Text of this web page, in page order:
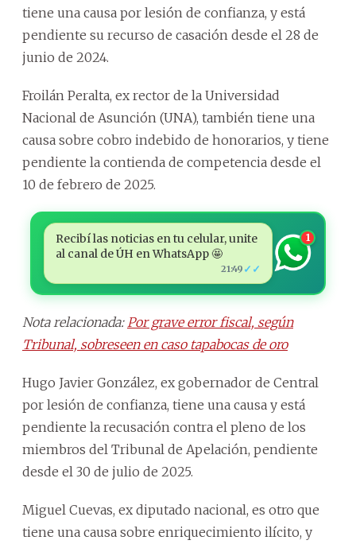
tiene una causa por lesión de confianza, y está
pendiente su recurso de casación desde el 28 de
junio de 2024.
Froilán Peralta, ex rector de la Universidad
Nacional de Asunción (UNA), también tiene una
causa sobre cobro indebido de honorarios, y tiene
pendiente la contienda de competencia desde el
10 de febrero de 2025.
Recibí las noticias en tu celular, unite
al canal de ÚH en WhatsApp 🤩
21:49 ✓✓
1
Nota relacionada: Por grave error fiscal, según
Tribunal, sobreseen en caso tapabocas de oro
Hugo Javier González, ex gobernador de Central
por lesión de confianza, tiene una causa y está
pendiente la recusación contra el pleno de los
miembros del Tribunal de Apelación, pendiente
desde el 30 de julio de 2025.
Miguel Cuevas, ex diputado nacional, es otro que
tiene una causa sobre enriquecimiento ilícito, y